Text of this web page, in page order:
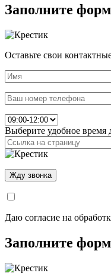
Заполните
Оставьте свои
Выберите удобное время
Даю согласие на
Заполните